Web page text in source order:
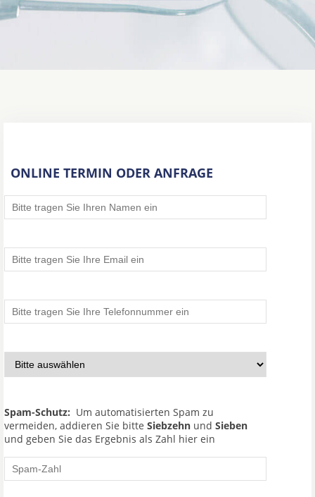
ONLINE TERMIN ODER ANFRAGE
Spam-Schutz: Um automatisierten Spam zu
vermeiden, addieren Sie bitte Siebzehn und Sieben
und geben Sie das Ergebnis als Zahl hier ein